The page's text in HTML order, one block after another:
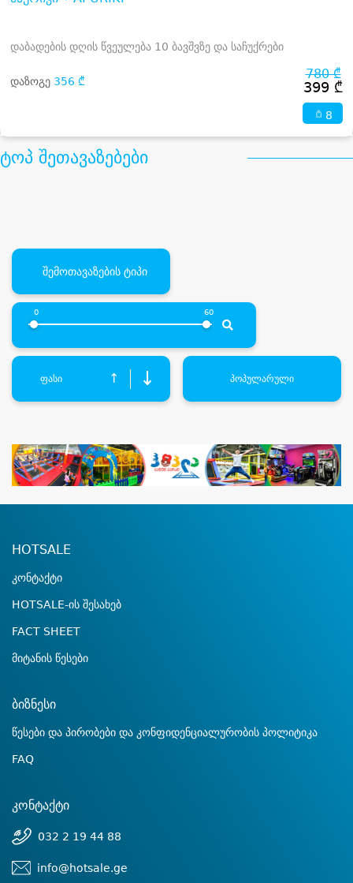
დაბადების დღის წვეულება 10 ბავშვზე და საჩუქრები
დაზოგე 356 ₾ 780 ₾
399 ₾
8
ტოპ შეთავაზებები
შემოთავაზების ტიპი
0 60
ფასი ↑ ↓ პოპულარული
HOTSALE
კონტაქტი
HOTSALE-ის შესახებ
FACT SHEET
მიტანის წესები
ბიზნესი
წესები და პირობები და კონფიდენციალურობის პოლიტიკა
FAQ
კონტაქტი
032 2 19 44 88
info@hotsale.ge